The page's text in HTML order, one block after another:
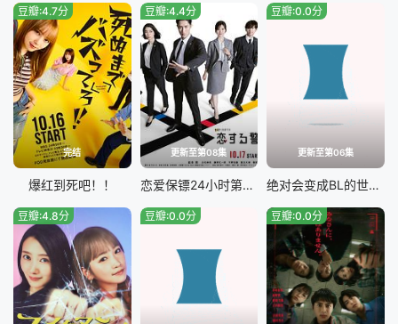
完结
豆瓣:4.7分
爆红到死吧！！
更新至第08集
豆瓣:4.4分
恋爱保镖24小时第二季
更新至第06集
豆瓣:0.0分
绝对会变成BL的世界VS绝不想变成BL的男人最终章
豆瓣:4.8分 豆瓣:0.0分 豆瓣:0.0分